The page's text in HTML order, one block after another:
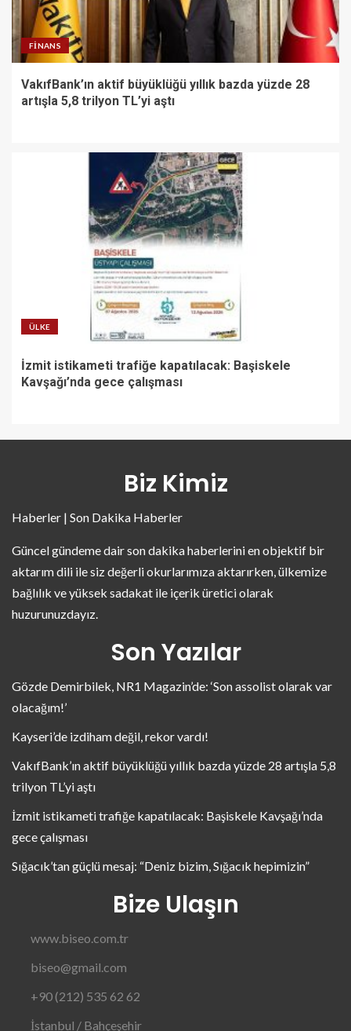
FINANS
VakıfBank’ın aktif büyüklüğü yıllık bazda yüzde 28
artışla 5,8 trilyon TL’yi aştı
ÜLKE
İzmit istikameti trafiğe kapatılacak: Başiskele
Kavşağı’nda gece çalışması
Biz Kimiz
Haberler | Son Dakika Haberler
Güncel gündeme dair son dakika haberlerini en objektif bir
aktarım dili ile siz değerli okurlarımıza aktarırken, ülkemize
bağlılık ve yüksek sadakat ile içerik üretici olarak
huzurunuzdayız.
Son Yazılar
Gözde Demirbilek, NR1 Magazin’de: ‘Son assolist olarak var
olacağım!’
Kayseri’de izdiham değil, rekor vardı!
VakıfBank’ın aktif büyüklüğü yıllık bazda yüzde 28 artışla 5,8
trilyon TL’yi aştı
İzmit istikameti trafiğe kapatılacak: Başiskele Kavşağı’nda
gece çalışması
Sığacık’tan güçlü mesaj: “Deniz bizim, Sığacık hepimizin”
Bize Ulaşın
www.biseo.com.tr
biseo@gmail.com
+90 (212) 535 62 62
İstanbul / Bahçeşehir